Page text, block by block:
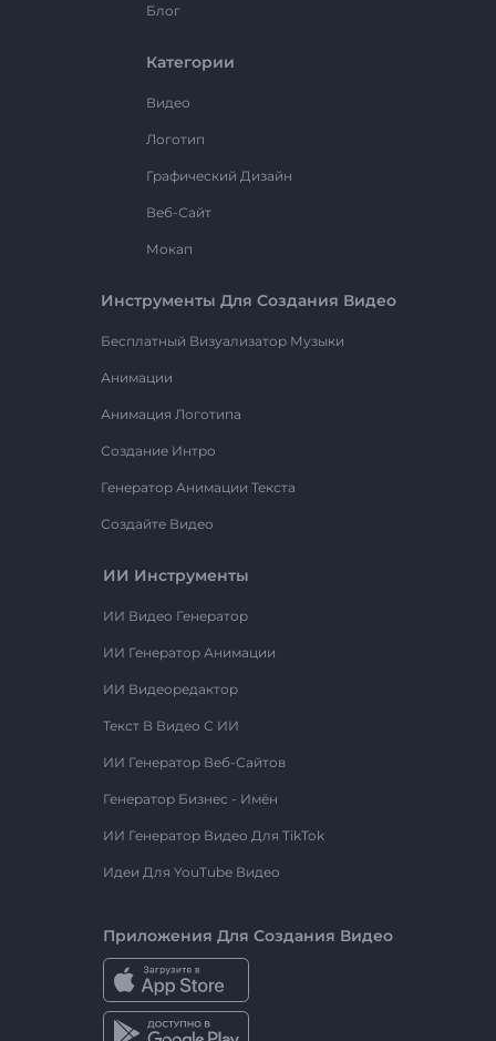
Блог
Категории
Видео
Логотип
Графический Дизайн
Веб-Сайт
Мокап
Инструменты Для Создания Видео
Бесплатный Визуализатор Музыки
Анимации
Анимация Логотипа
Создание Интро
Генератор Анимации Текста
Создайте Видео
ИИ Инструменты
ИИ Видео Генератор
ИИ Генератор Анимации
ИИ Видеоредактор
Текст В Видео С ИИ
ИИ Генератор Веб-Сайтов
Генератор Бизнес - Имён
ИИ Генератор Видео Для TikTok
Идеи Для YouTube Видео
Приложения Для Создания Видео